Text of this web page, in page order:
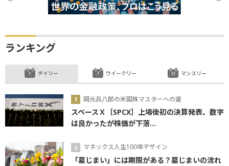
ランキング
デイリー
岡元兵八郎の米国株マスターへの道
スペースＸ［SPCX］上場後初の決算発表、数字
は良かったが株価が下落...
マネックス人生100年デザイン
「墓じまい」には期限がある？墓じまいの流れ
ウイークリー マンスリー